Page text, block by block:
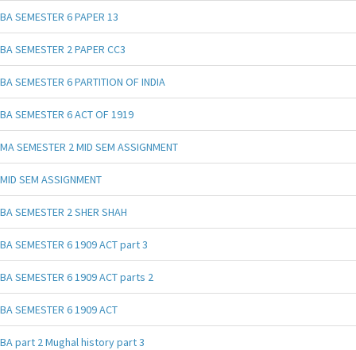
BA SEMESTER 6 PAPER 13
BA SEMESTER 2 PAPER CC3
BA SEMESTER 6 PARTITION OF INDIA
BA SEMESTER 6 ACT OF 1919
MA SEMESTER 2 MID SEM ASSIGNMENT
MID SEM ASSIGNMENT
BA SEMESTER 2 SHER SHAH
BA SEMESTER 6 1909 ACT part 3
BA SEMESTER 6 1909 ACT parts 2
BA SEMESTER 6 1909 ACT
BA part 2 Mughal history part 3